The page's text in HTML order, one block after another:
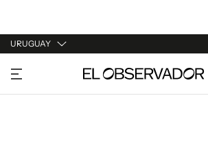
URUGUAY
URUGUAY
ARGENTINA